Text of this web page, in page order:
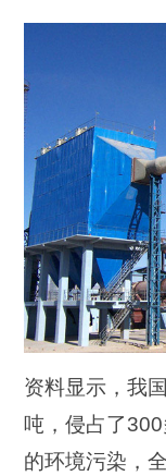
资料显示，我
吨，侵占了
的环境污染，